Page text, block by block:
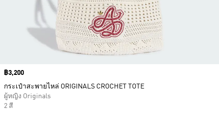
Price
฿3,200
กระเป๋าสะพายไหล่ ORIGINALS CROCHET TOTE
ผู้หญิง Originals
2 สี